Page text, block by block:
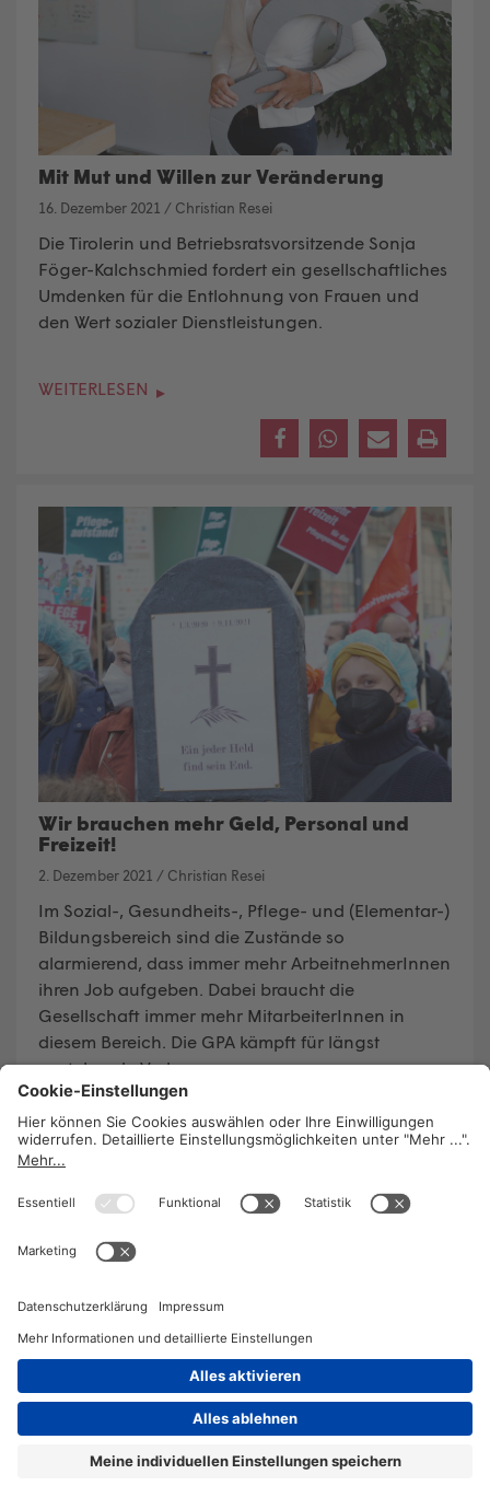
Mit Mut und Willen zur Veränderung
16. Dezember 2021 / Christian Resei
Die Tirolerin und Betriebsratsvorsitzende Sonja
Föger-Kalchschmied fordert ein gesellschaftliches
Umdenken für die Entlohnung von Frauen und
den Wert sozialer Dienstleistungen.
WEITERLESEN
Wir brauchen mehr Geld, Personal und
Freizeit!
2. Dezember 2021 / Christian Resei
Im Sozial-, Gesundheits-, Pflege- und (Elementar-)
Bildungsbereich sind die Zustände so
alarmierend, dass immer mehr ArbeitnehmerInnen
ihren Job aufgeben. Dabei braucht die
Gesellschaft immer mehr MitarbeiterInnen in
diesem Bereich. Die GPA kämpft für längst
anstehende Verbesserungen.
WEITERLESEN